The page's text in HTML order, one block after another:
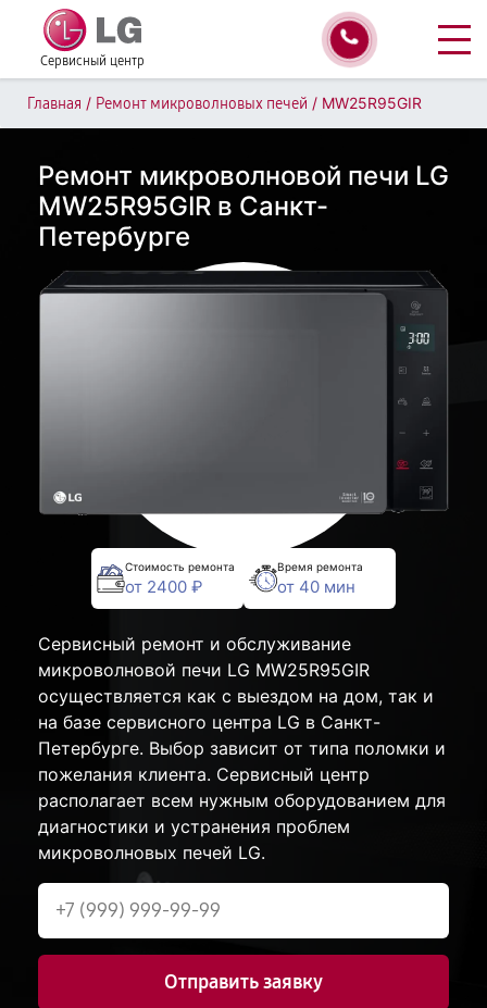
Сервисный центр
Главная / Ремонт микроволновых печей / MW25R95GIR
Ремонт микроволновой печи LG
MW25R95GIR в Санкт-
Петербурге
Стоимость ремонта
от 2400 ₽
Время ремонта
от 40 мин
Сервисный ремонт и обслуживание
микроволновой печи LG MW25R95GIR
осуществляется как с выездом на дом, так и
на базе сервисного центра LG в Санкт-
Петербурге. Выбор зависит от типа поломки и
пожелания клиента. Сервисный центр
располагает всем нужным оборудованием для
диагностики и устранения проблем
микроволновых печей LG.
Отправить заявку